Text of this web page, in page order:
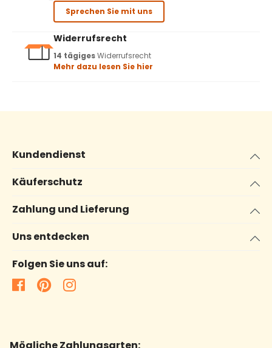
Sprechen Sie mit uns
Widerrufsrecht
14 tägigesWiderrufsrecht
Mehr dazu lesen Sie hier
Kundendienst
Käuferschutz
Zahlung und Lieferung
Uns entdecken
Folgen Sie uns auf: